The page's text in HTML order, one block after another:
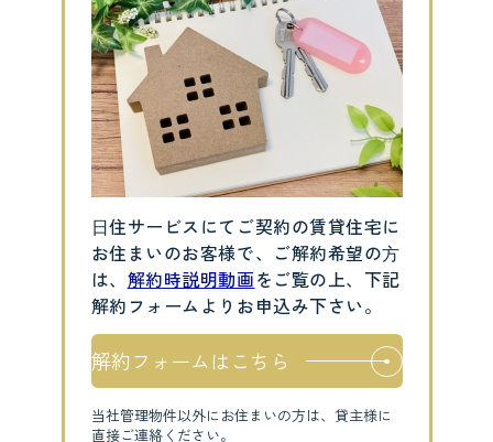
⽇住サービスにてご契約の賃貸住宅に
お住まいのお客様で、ご解約希望の⽅
は、 解約時説明動画をご覧の上、下記
解約フォームよりお申込み下さい。
解約フォームはこちら
当社管理物件以外にお住まいの方は、貸主様に
直接ご連絡ください。